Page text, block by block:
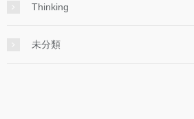
Thinking
未分類